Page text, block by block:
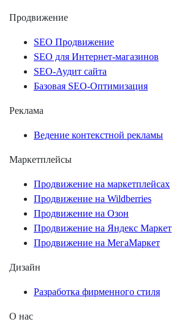
Продвижение
SEO Продвижение
SEO для Интернет-магазинов
SEO-Аудит сайта
Базовая SEO-Оптимизация
Реклама
Ведение контекстной рекламы
Маркетплейсы
Продвижение на маркетплейсах
Продвижение на Wildberries
Продвижение на Озон
Продвижение на Яндекс Маркет
Продвижение на МегаМаркет
Дизайн
Разработка фирменного стиля
О нас